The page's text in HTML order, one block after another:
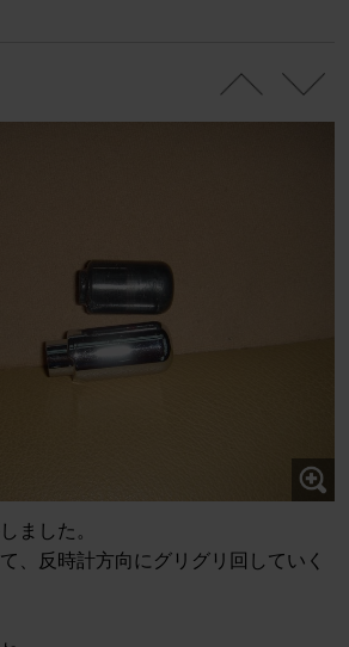
ました。
、反時計方向にグリグリ回していく